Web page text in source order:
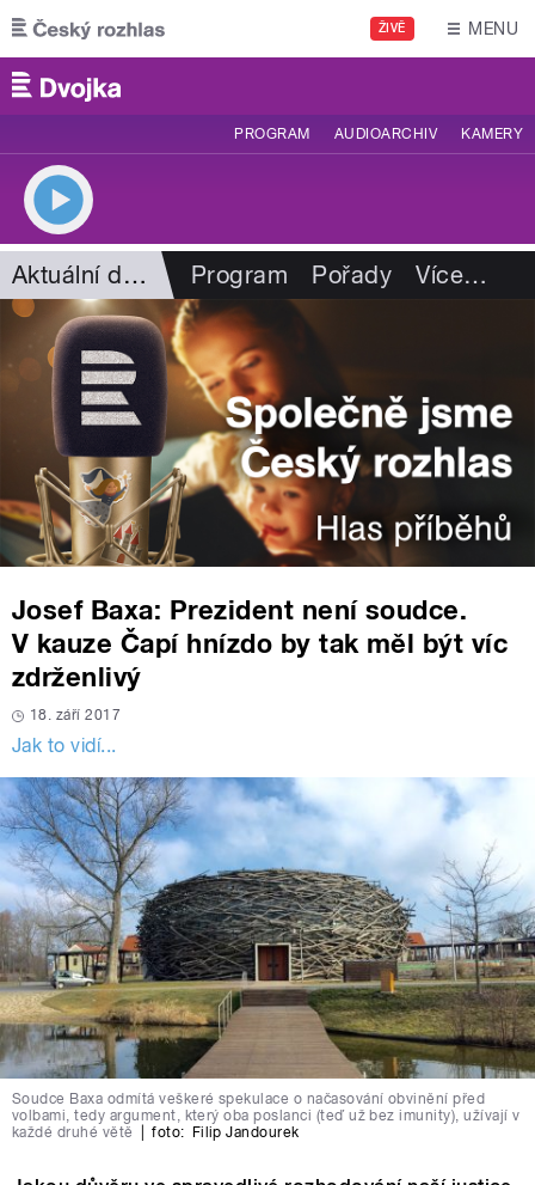
Přejít k hlavnímu obsahu
ŽIVĚ MENU
PROGRAM AUDIOARCHIV KAMERY
Aktuální dění Program Pořady Více…
Josef Baxa: Prezident není soudce.
V kauze Čapí hnízdo by tak měl být víc
zdrženlivý
18. září 2017
Jak to vidí...
Soudce Baxa odmítá veškeré spekulace o načasování obvinění před
volbami, tedy argument, který oba poslanci (teď už bez imunity), užívají v
každé druhé větě
foto: Filip Jandourek